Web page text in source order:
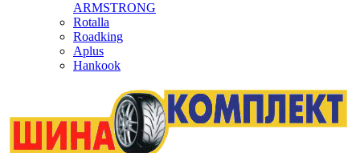
ARMSTRONG
Rotalla
Roadking
Aplus
Hankook